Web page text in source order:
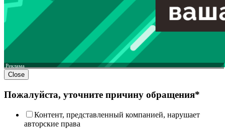
Реклама
Close
Пожалуйста, уточните причину обращения*
Контент, представленный компанией, нарушает
авторские права